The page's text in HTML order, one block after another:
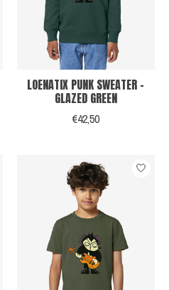
LOENATIX PUNK SWEATER -
GLAZED GREEN
€42,50